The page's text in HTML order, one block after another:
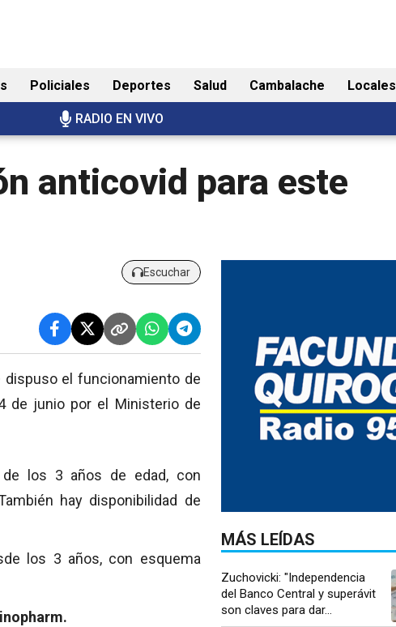
Policiales Deportes Salud Cambalache Locales
RADIO EN VIVO
anticovid para este
Escuchar
dispuso el funcionamiento de
de junio por el Ministerio de
de los 3 años de edad, con
hay disponibilidad de
los 3 años, con esquema
MÁS LEÍDAS
Zuchovicki: "Independencia
del Banco Central y superávit
son claves para dar...